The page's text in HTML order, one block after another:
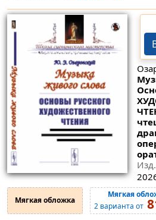
Мягкая обложка
Мягкая
2 варианта от